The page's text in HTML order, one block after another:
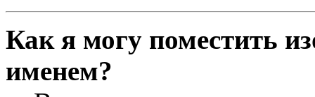
Как я могу поместить
именем?